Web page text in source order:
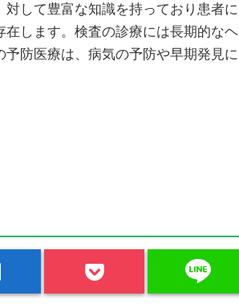
して豊富な知識を持っており患者に
します。検査の診療には長期的なヘ
防医療は、病気の予防や早期発見に
line